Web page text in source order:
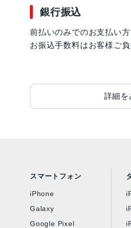
銀行振込
前払いのみでのお支払い方
お振込手数料はお客様ご負
詳細を
スマートフォン
iPhone
Galaxy
Google Pixel